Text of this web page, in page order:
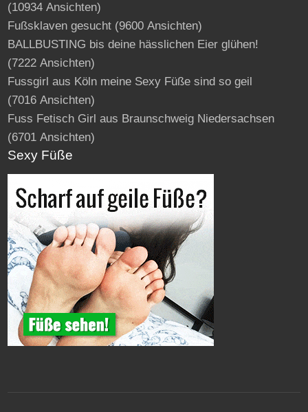
(10934 Ansichten)
Fußsklaven gesucht(9600 Ansichten)
BALLBUSTING bis deine hässlichen Eier glühen!
(7222 Ansichten)
Fussgirl aus Köln meine Sexy Füße sind so geil
(7016 Ansichten)
Fuss Fetisch Girl aus Braunschweig Niedersachsen
(6701 Ansichten)
Sexy Füße